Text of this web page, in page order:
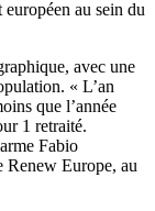
au sein du
avec une
« L’an
que l’année
1 retraité.
Fabio
Renew Europe, au